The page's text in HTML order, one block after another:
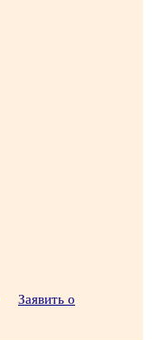
Заявить о